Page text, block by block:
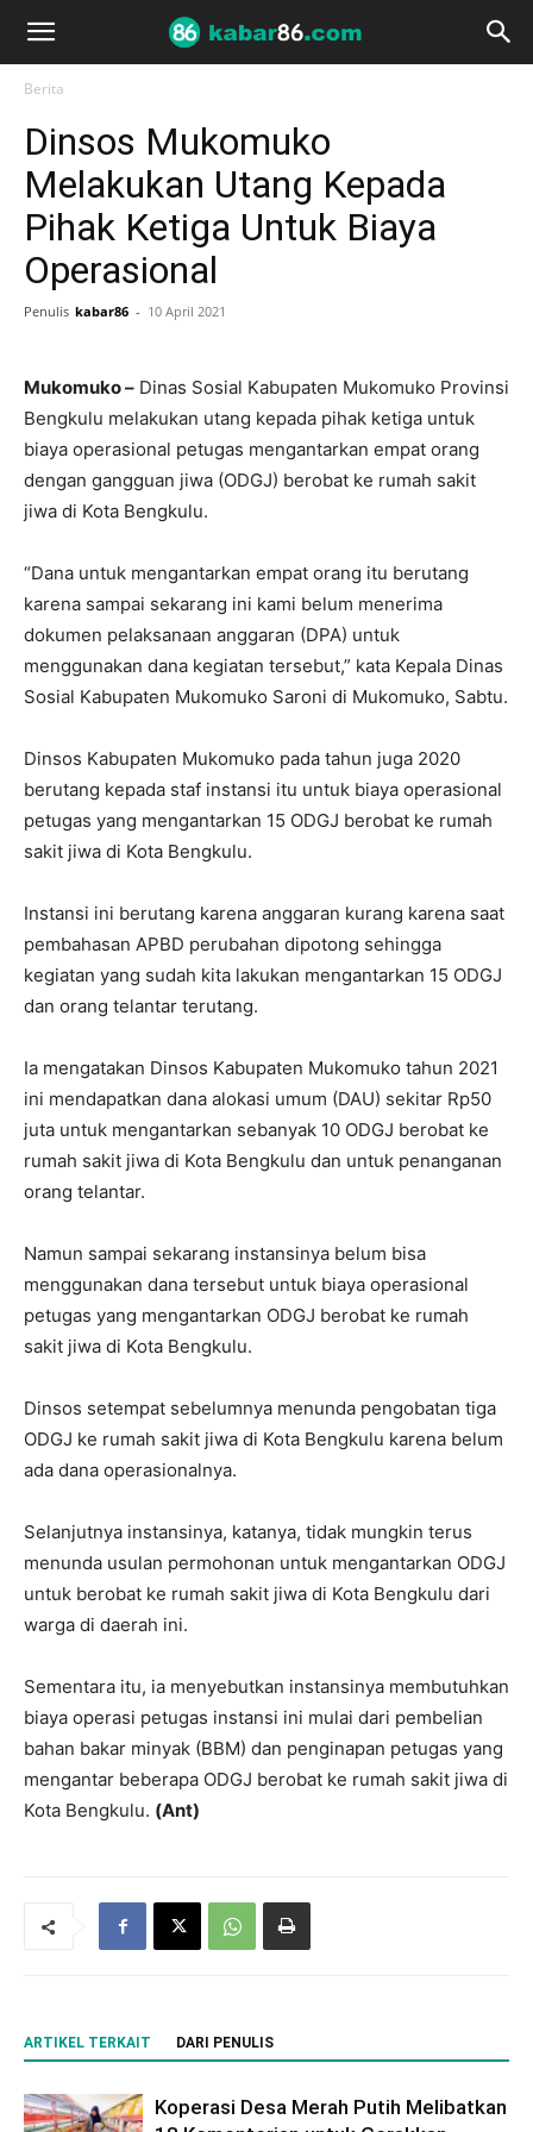
Berita
Dinsos Mukomuko
Melakukan Utang Kepada
Pihak Ketiga Untuk Biaya
Operasional
Penulis kabar86 - 10 April 2021
Mukomuko – Dinas Sosial Kabupaten Mukomuko Provinsi
Bengkulu melakukan utang kepada pihak ketiga untuk
biaya operasional petugas mengantarkan empat orang
dengan gangguan jiwa (ODGJ) berobat ke rumah sakit
jiwa di Kota Bengkulu.
“Dana untuk mengantarkan empat orang itu berutang
karena sampai sekarang ini kami belum menerima
dokumen pelaksanaan anggaran (DPA) untuk
menggunakan dana kegiatan tersebut,” kata Kepala Dinas
Sosial Kabupaten Mukomuko Saroni di Mukomuko, Sabtu.
Dinsos Kabupaten Mukomuko pada tahun juga 2020
berutang kepada staf instansi itu untuk biaya operasional
petugas yang mengantarkan 15 ODGJ berobat ke rumah
sakit jiwa di Kota Bengkulu.
Instansi ini berutang karena anggaran kurang karena saat
pembahasan APBD perubahan dipotong sehingga
kegiatan yang sudah kita lakukan mengantarkan 15 ODGJ
dan orang telantar terutang.
Ia mengatakan Dinsos Kabupaten Mukomuko tahun 2021
ini mendapatkan dana alokasi umum (DAU) sekitar Rp50
juta untuk mengantarkan sebanyak 10 ODGJ berobat ke
rumah sakit jiwa di Kota Bengkulu dan untuk penanganan
orang telantar.
Namun sampai sekarang instansinya belum bisa
menggunakan dana tersebut untuk biaya operasional
petugas yang mengantarkan ODGJ berobat ke rumah
sakit jiwa di Kota Bengkulu.
Dinsos setempat sebelumnya menunda pengobatan tiga
ODGJ ke rumah sakit jiwa di Kota Bengkulu karena belum
ada dana operasionalnya.
Selanjutnya instansinya, katanya, tidak mungkin terus
menunda usulan permohonan untuk mengantarkan ODGJ
untuk berobat ke rumah sakit jiwa di Kota Bengkulu dari
warga di daerah ini.
Sementara itu, ia menyebutkan instansinya membutuhkan
biaya operasi petugas instansi ini mulai dari pembelian
bahan bakar minyak (BBM) dan penginapan petugas yang
mengantar beberapa ODGJ berobat ke rumah sakit jiwa di
Kota Bengkulu. (Ant)
ARTIKEL TERKAIT DARI PENULIS
Koperasi Desa Merah Putih Melibatkan